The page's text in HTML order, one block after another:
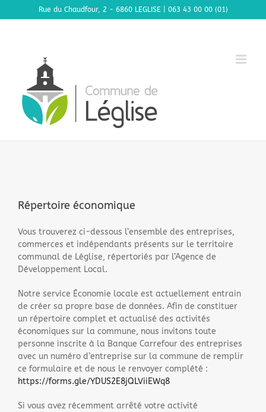
au
Rue du Chaudfour, 2 - 6860 LEGLISE | 063 43 00 00 (01)
Répertoire économique
Vous trouverez ci-dessous l’ensemble des entreprises,
commerces et indépendants présents sur le territoire
communal de Léglise, répertoriés par l’Agence de
Développement Local.
Notre service Économie locale est actuellement entrain
de créer sa propre base de données. Afin de constituer
un répertoire complet et actualisé des activités
économiques sur la commune, nous invitons toute
personne inscrite à la Banque Carrefour des entreprises
avec un numéro d’entreprise sur la commune de remplir
ce formulaire et de nous le renvoyer complété :
https://forms.gle/YDUS2E8jQLViiEWq8
Si vous avez récemment arrêté votre activité